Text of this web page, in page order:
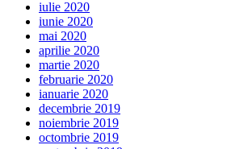
iulie 2020
iunie 2020
mai 2020
aprilie 2020
martie 2020
februarie 2020
ianuarie 2020
decembrie 2019
noiembrie 2019
octombrie 2019